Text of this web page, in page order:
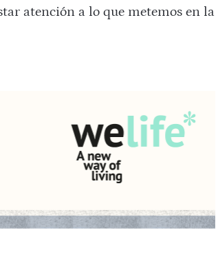
atención a lo que metemos en la